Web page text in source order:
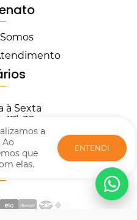
a
Ao
que
elas.
ENTENDI
à Sexta
17h30